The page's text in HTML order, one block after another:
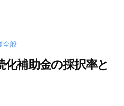
全般
化補助金の採択率と